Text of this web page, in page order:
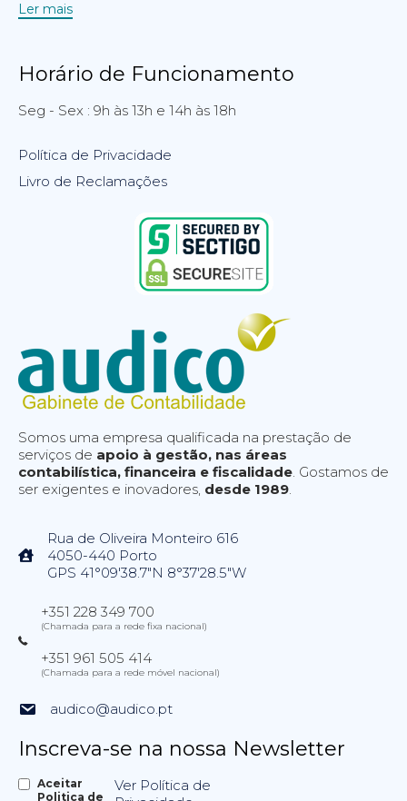
Ler mais
Horário de Funcionamento
Seg - Sex : 9h às 13h e 14h às 18h
Política de Privacidade
Livro de Reclamações
Somos uma empresa qualificada na prestação de
serviços de apoio à gestão, nas áreas
contabilística, financeira e fiscalidade . Gostamos de
ser exigentes e inovadores, desde 1989
Rua de Oliveira Monteiro 616
4050-440 Porto
GPS 41°09'38.7"N 8°37'28.5"W
+351 228 349 700
(Chamada para a rede fixa nacional)
+351 961 505 414
(Chamada para a rede móvel nacional)
audico@audico.pt
Inscreva-se na nossa Newsletter
Aceitar
Politica de
Ver Política de